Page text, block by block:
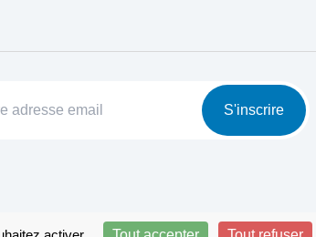
S'inscrire